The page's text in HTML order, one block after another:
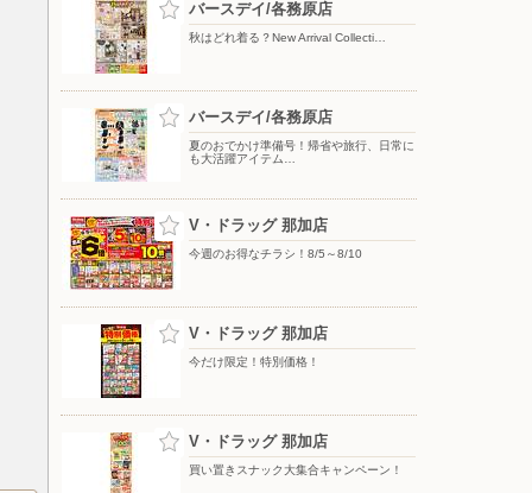
バースデイ/各務原店
秋はどれ着る？New Arrival Collecti…
バースデイ/各務原店
夏のおでかけ準備号！帰省や旅行、日常に
も大活躍アイテム…
V・ドラッグ 那加店
今週のお得なチラシ！8/5～8/10
V・ドラッグ 那加店
今だけ限定！特別価格！
V・ドラッグ 那加店
買い置きスナック大集合キャンペーン！